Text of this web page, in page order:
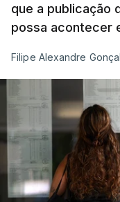
que a publicação
possa acontecer
Filipe Alexandre